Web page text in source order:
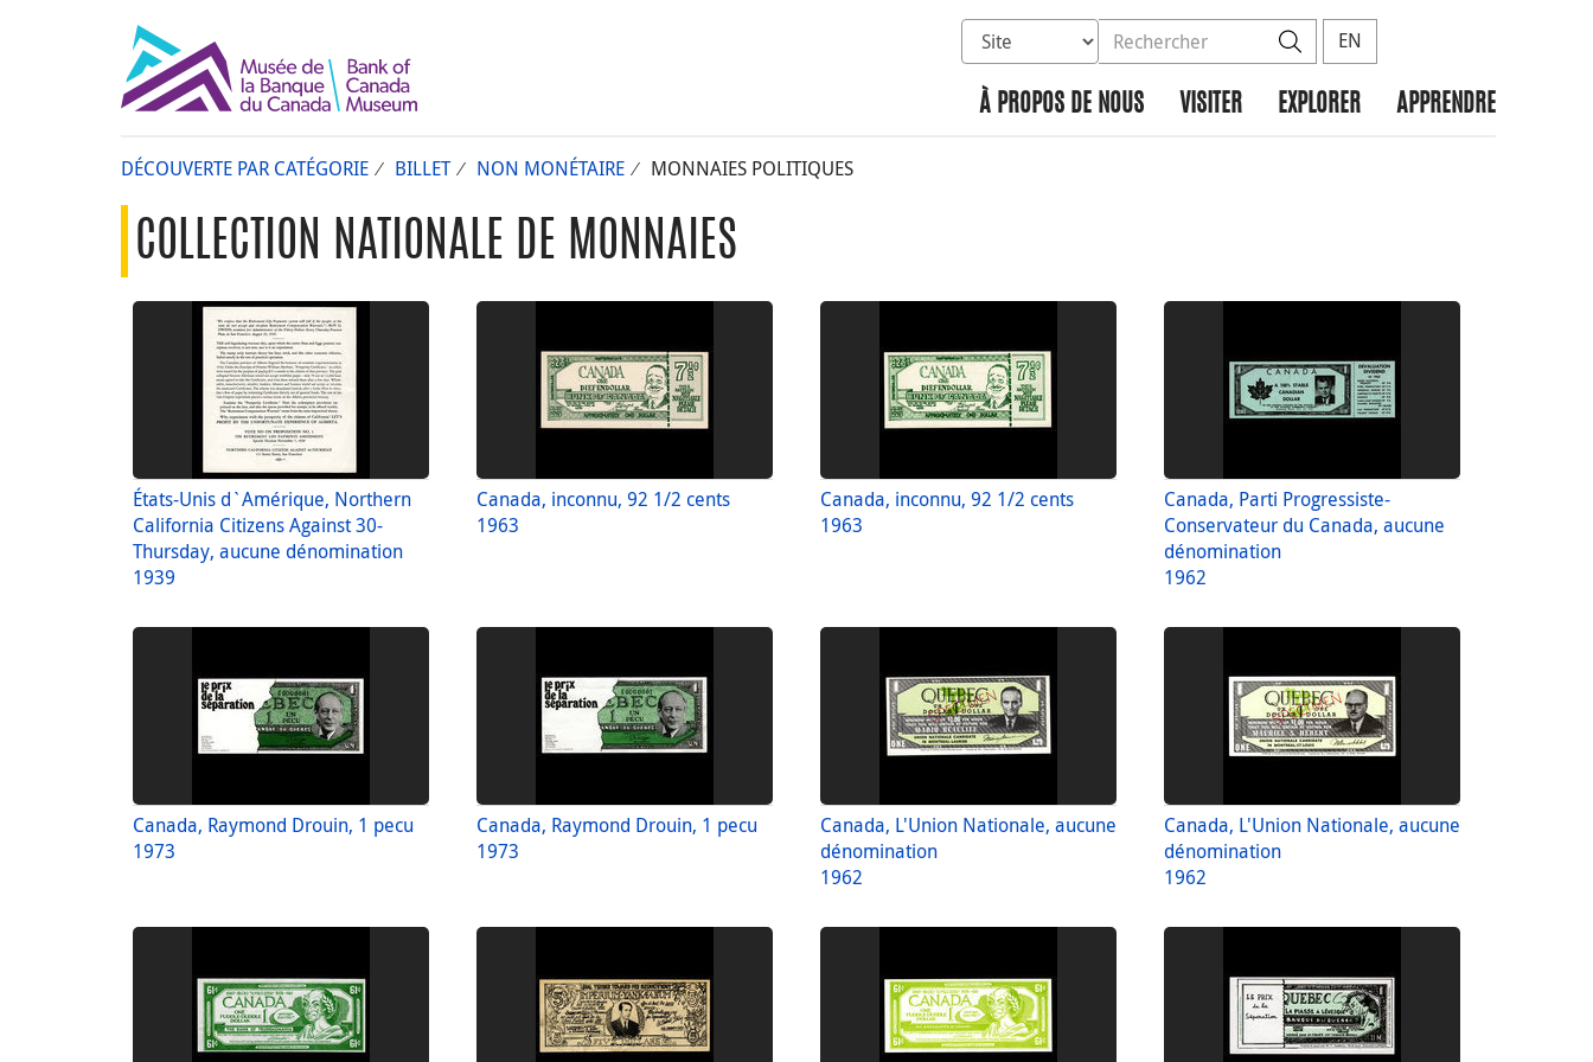
Sélectionnez la base de données à rechercher
Rechercher dans le site Rechercher
EN
À PROPOS DE NOUS VISITER EXPLORER APPRENDRE
DÉCOUVERTE PAR CATÉGORIE BILLET NON MONÉTAIRE MONNAIES POLITIQUES
COLLECTION NATIONALE DE MONNAIES
États-Unis d`Amérique, Northern
California Citizens Against 30-
Thursday, aucune dénomination
1939
Canada, inconnu, 92 1/2 cents
1963
Canada, inconnu, 92 1/2 cents
1963
Canada, Parti Progressiste-
Conservateur du Canada, aucune
dénomination
1962
Canada, Raymond Drouin, 1 pecu
1973
Canada, Raymond Drouin, 1 pecu
1973
Canada, L'Union Nationale, aucune
dénomination
1962
Canada, L'Union Nationale, aucune
dénomination
1962